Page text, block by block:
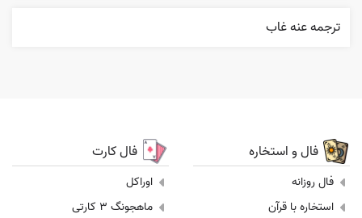
ترجمه عنه غاب
فال و استخاره
فال روزانه
استخاره با قرآن
فال کارت
اوراکل
ماهجونگ 3 کارتی